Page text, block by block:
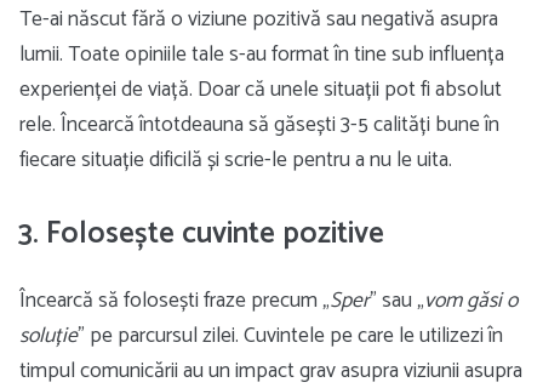
Te-ai născut fără o viziune pozitivă sau negativă asupra
lumii. Toate opiniile tale s-au format în tine sub influența
experienței de viață. Doar că unele situații pot fi absolut
rele. Încearcă întotdeauna să găsești 3-5 calități bune în
fiecare situație dificilă și scrie-le pentru a nu le uita.
3. Folosește cuvinte pozitive
Încearcă să folosești fraze precum „Sper” sau „vom găsi o
soluție” pe parcursul zilei. Cuvintele pe care le utilizezi în
timpul comunicării au un impact grav asupra viziunii asupra